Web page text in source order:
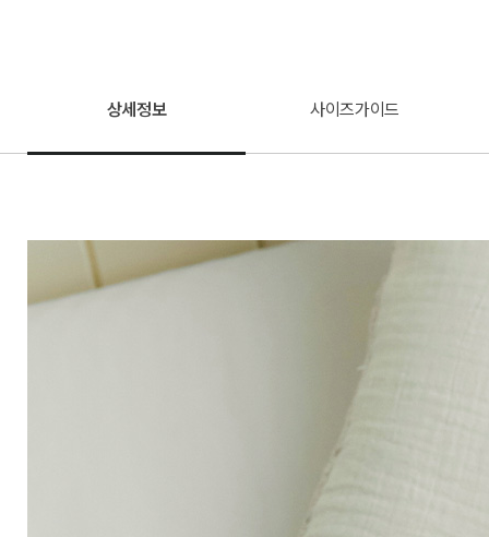
상세정보 사이즈가이드